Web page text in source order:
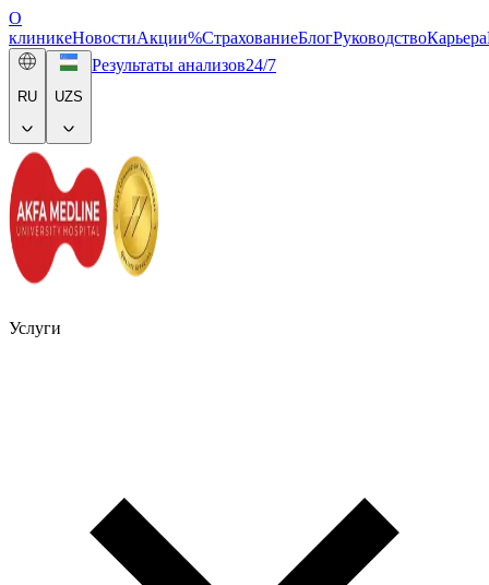
О
клиникеНовостиАкции%СтрахованиеБлогРуководствоКарьера
RU UZS
Результаты анализов24/7
Услуги